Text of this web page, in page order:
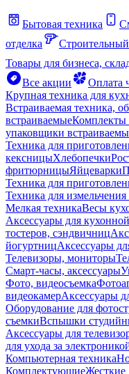
Бытовая техника
отделка
Товары для бизнеса,
Все акции
Оплата
Крупная техника для
Встраиваемая техника,
встраиваемыеКомплекты
упаковщики
Техника для
кексницыХлебопечки
фритюрницыЯйцеварки
Техника для
Техника для
Мелкая техникаВесы
Аксессуары для
тостеров, сэндвичниц
йогуртницАксессуары
Телевизоры, мониторы
Смарт-часы, аксессуары
Фото, видеосъемка
видеокамерАксессуары
Оборудование для
съемкиВспышки
Аксессуары для
для ухода за
Компьютерная техника
КомплектующиеЖесткие